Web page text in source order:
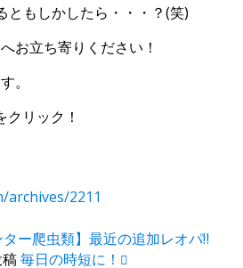
ともしかしたら・・・？(笑)
お立ち寄りください！
。
リック！
2211
ター爬虫類】最近の追加レオパ‼️
毎日の時短に！